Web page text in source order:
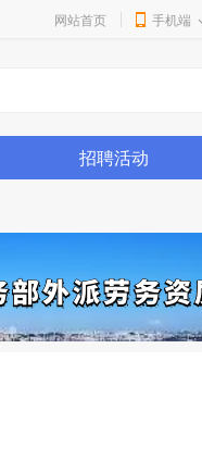
网站首页 手机端
招聘活动